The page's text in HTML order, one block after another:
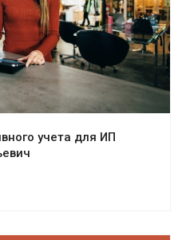
учета для ИП